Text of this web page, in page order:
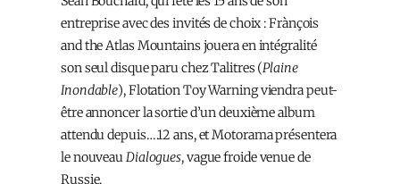
entreprise avec des invités de choix : Frànçois
and the Atlas Mountains jouera en intégralité
son seul disque paru chez Talitres (Plaine
Inondable), Flotation Toy Warning viendra peut-
être annoncer la sortie d’un deuxième album
attendu depuis….12 ans, et Motorama présentera
le nouveauDialogues, vague froide venue de
Russie.